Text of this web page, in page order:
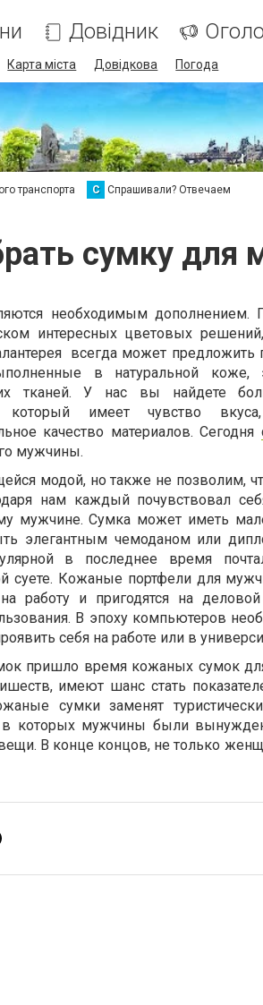
Довідник
Карта міста Довідкова Погода
транспорта С Спрашивали? Отвечаем
сумку для
необходимым дополнением.
интересных цветовых
всегда может предложить
в натуральной коже,
тканей. У нас вы найдете
который имеет чувство вкуса,
качество материалов. Сегодня
мужчины.
модой, но также не позволим,
нам каждый почувствовал
мужчине. Сумка может иметь
элегантным чемоданом или
в последнее время
суете. Кожаные портфели для
работу и пригодятся на
В эпоху компьютеров
себя на работе или в
пришло время кожаных сумок
имеют шанс стать
сумки заменят
которых мужчины были
В конце концов, не только